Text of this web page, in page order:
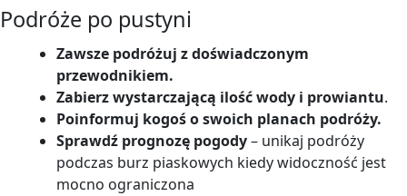
Podróże po pustyni
Zawsze podróżuj z doświadczonym
przewodnikiem.
Zabierz wystarczającą ilość wody i prowiantu.
Poinformuj kogoś o swoich planach podróży.
Sprawdź prognozę pogody– unikaj podróży
podczas burz piaskowych kiedy widoczność jest
mocno ograniczona